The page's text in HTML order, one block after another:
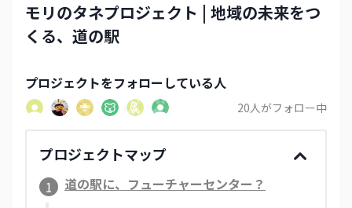
モリのタネプロジェクト | 地域の未来をつ
くる、道の駅
プロジェクトをフォローしている人
20人がフォロー中
プロジェクトマップ
1
道の駅に、フューチャーセンター？